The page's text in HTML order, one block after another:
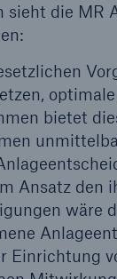
sieht die MR
bietet
Ansatz den
wäre
Einrichtung